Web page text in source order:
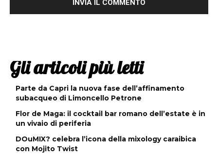
Gli articoli più letti
Parte da Capri la nuova fase dell’affinamento
subacqueo di Limoncello Petrone
Flor de Maga: il cocktail bar romano dell’estate è in
un vivaio di periferia
DOuMIX? celebra l’icona della mixology caraibica
con Mojito Twist